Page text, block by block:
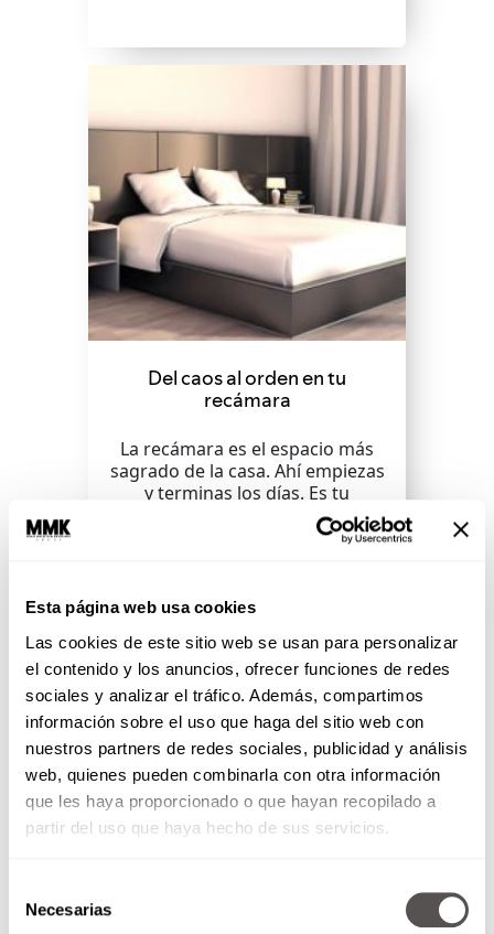
Esta página web usa cookies
Las cookies de este sitio web se usan para personalizar
el contenido y los anuncios, ofrecer funciones de redes
sociales y analizar el tráfico. Además, compartimos
información sobre el uso que haga del sitio web con
nuestros partners de redes sociales, publicidad y análisis
web, quienes pueden combinarla con otra información
que les haya proporcionado o que hayan recopilado a
partir del uso que haya hecho de sus servicios.
Necesarias
Del caos al orden en tu
recámara
La recámara es el espacio más
sagrado de la casa. Ahí empiezas
y terminas los días. Es tu
santuario, tu zona de...